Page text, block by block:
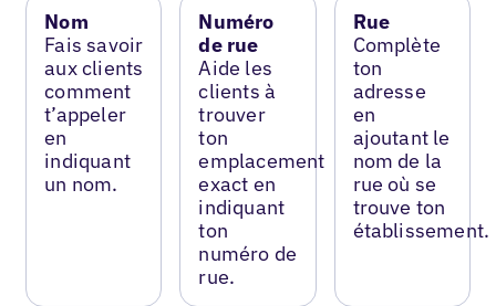
Nom
Fais savoir
aux clients
comment
t’appeler
en
indiquant
un nom.
Numéro
de rue
Aide les
clients à
trouver
ton
emplacement
exact en
indiquant
ton
numéro de
rue.
Rue
Complète
ton
adresse
en
ajoutant le
nom de la
rue où se
trouve ton
établissement.